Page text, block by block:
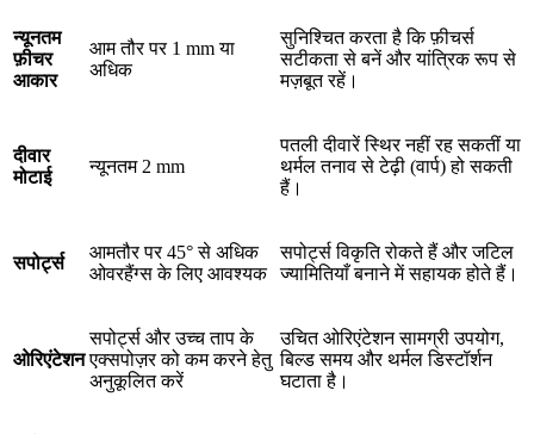
न्यूनतम
फ़ीचर
आकार
आम तौर पर 1 mm या
अधिक
सुनिश्चित करता है कि फ़ीचर्स
सटीकता से बनें और यांत्रिक रूप से
मज़बूत रहें।
दीवार
मोटाई
न्यूनतम 2 mm
पतली दीवारें स्थिर नहीं रह सकतीं या
थर्मल तनाव से टेढ़ी (वार्प) हो सकती
हैं।
सपोर्ट्स
आमतौर पर 45° से अधिक
ओवरहैंग्स के लिए आवश्यक
सपोर्ट्स विकृति रोकते हैं और जटिल
ज्यामितियाँ बनाने में सहायक होते हैं।
ओरिएंटेशन
सपोर्ट्स और उच्च ताप के
एक्सपोज़र को कम करने हेतु
अनुकूलित करें
उचित ओरिएंटेशन सामग्री उपयोग,
बिल्ड समय और थर्मल डिस्टॉर्शन
घटाता है।